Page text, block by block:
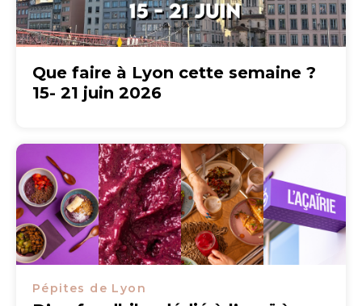
Que faire à Lyon cette semaine ?
15- 21 juin 2026
Pépites de Lyon